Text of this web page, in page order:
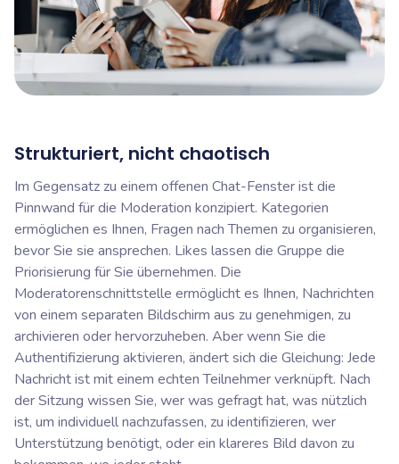
Strukturiert, nicht chaotisch
Im Gegensatz zu einem offenen Chat-Fenster ist die
Pinnwand für die Moderation konzipiert. Kategorien
ermöglichen es Ihnen, Fragen nach Themen zu organisieren,
bevor Sie sie ansprechen. Likes lassen die Gruppe die
Priorisierung für Sie übernehmen. Die
Moderatorenschnittstelle ermöglicht es Ihnen, Nachrichten
von einem separaten Bildschirm aus zu genehmigen, zu
archivieren oder hervorzuheben. Aber wenn Sie die
Authentifizierung aktivieren, ändert sich die Gleichung: Jede
Nachricht ist mit einem echten Teilnehmer verknüpft. Nach
der Sitzung wissen Sie, wer was gefragt hat, was nützlich
ist, um individuell nachzufassen, zu identifizieren, wer
Unterstützung benötigt, oder ein klareres Bild davon zu